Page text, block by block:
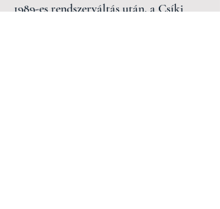
1989-es rendszerváltás után, a Csíki